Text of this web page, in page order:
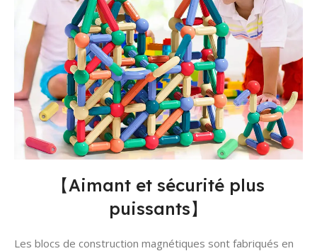
【Aimant et sécurité plus
puissants】
Les blocs de construction magnétiques sont fabriqués en